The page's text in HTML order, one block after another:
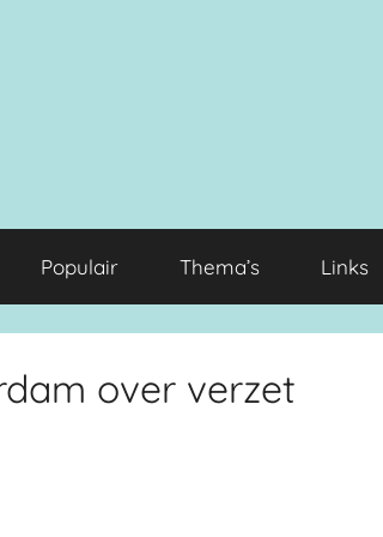
Populair Thema’s Links
over verzet